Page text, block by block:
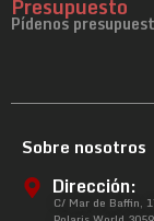
Presupuesto
Pídenos
Sobre nosotros
Dirección:
C/ Mar de Baffin,